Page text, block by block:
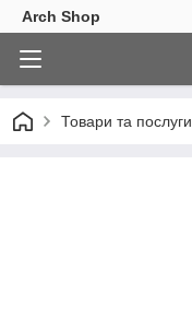
Arch Shop
Товари та послуги